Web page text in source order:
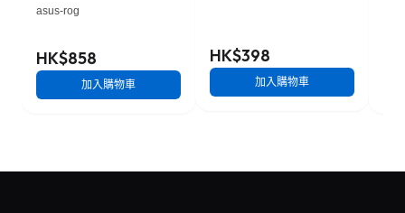
asus-rog
HK$858
加入購物車
HK$398
加入購物車